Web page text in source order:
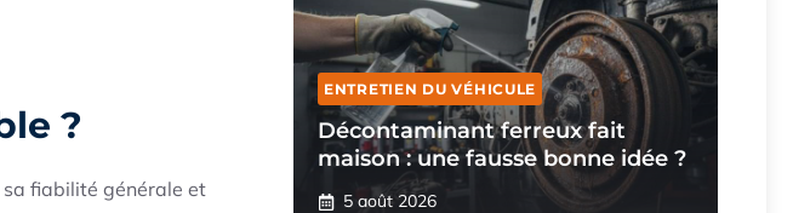
?
sa fiabilité générale et
ENTRETIEN DU VÉHICULE
Décontaminant ferreux fait
maison : une fausse bonne idée ?
5 août 2026